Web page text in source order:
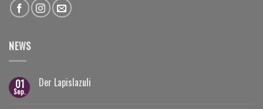
NEWS
01
Sep.
Der Lapislazuli